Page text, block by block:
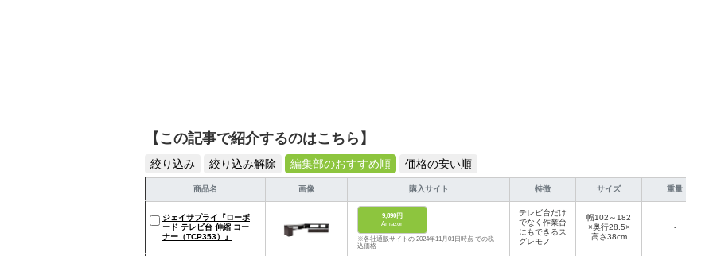
【この記事で紹介するのはこちら】
絞り込み 絞り込み解除 編集部のおすすめ順 価格の安い順
商品名 画像 購入サイト 特徴 サイズ 重量
ジェイサプライ『ローボ
ード テレビ台 伸縮 コー
ナー（TCP353）』
9,890円
Amazon
※各社通販サイトの 2024年11月01日時点 での税
込価格
テレビ台だけ
でなく作業台
にもできるス
グレモノ
幅102～182
×奥行28.5×
高さ38cm
-